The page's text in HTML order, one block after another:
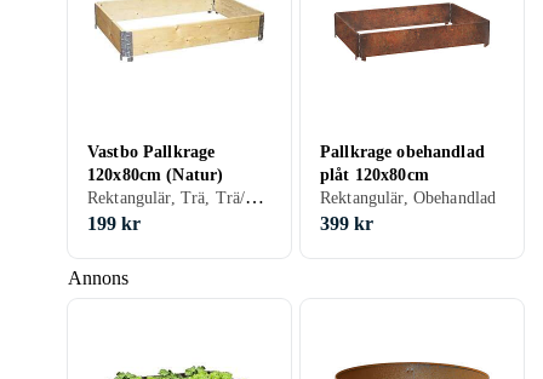
Annons
Vastbo Pallkrage
120x80cm (Natur)
Rektangulär, Trä, Trä/natur
199 kr
Pallkrage obehandlad
plåt 120x80cm
Rektangulär, Obehandlad
399 kr